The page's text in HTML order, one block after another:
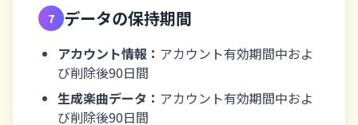
7 データの保持期間
アカウント情報： アカウント有効期間中およ
び削除後90日間
生成楽曲データ： アカウント有効期間中およ
び削除後90日間